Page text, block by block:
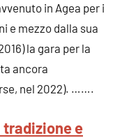
in Agea per i
e mezzo dalla sua
la gara per la
ancora
nel 2022). …….
e